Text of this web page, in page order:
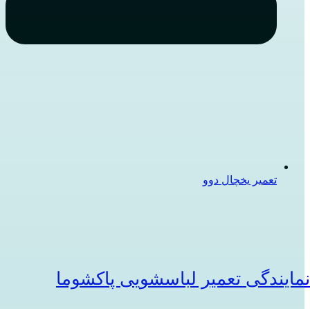
تعمیر لباسشویی پاکشوما
تعمیر یخچال دوو